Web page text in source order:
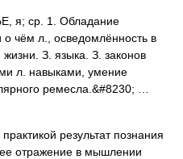
я; ср. 1. Обладание
чём л., осведомлённость в
З. языка. З. законов
л. навыками, умение
ремесла.&#8230; …
результат познания
ее отражение в мышлении